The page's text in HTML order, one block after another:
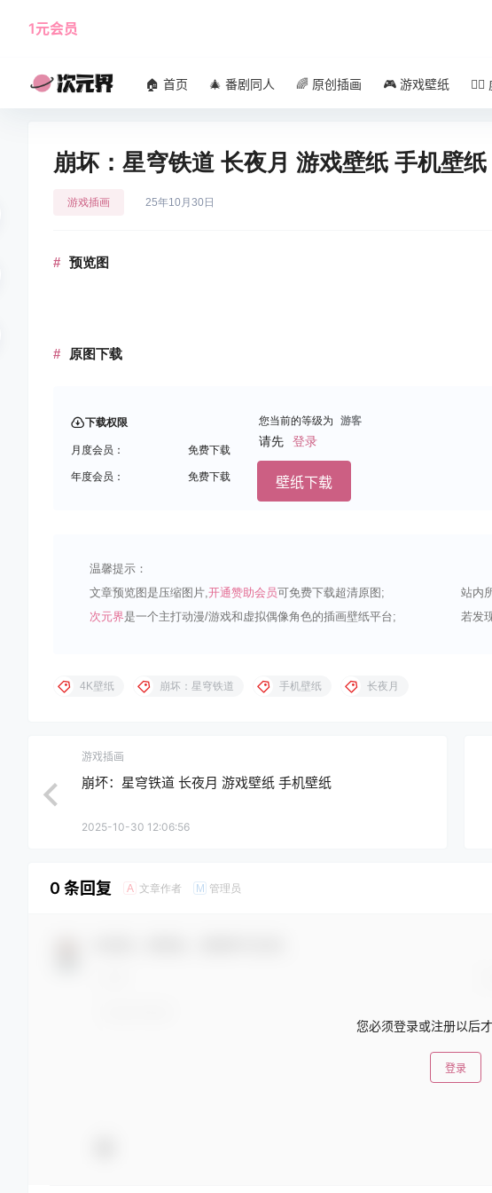
1元会员
🏠 首页 🎄 番剧同人 🌈 原创插画 🎮 游戏壁纸 🧚‍♀️
崩坏：星穹铁道 长夜月 游戏壁纸 手机壁纸
游戏插画 25年10月30日
预览图
原图下载
下载权限
月度会员： 免费下载
年度会员： 免费下载
您当前的等级为 游客
请先 登录
壁纸下载
温馨提示：
文章预览图是压缩图片,开通赞助会员可免费下载超清原图;
站内
次元界是一个主打动漫/游戏和虚拟偶像角色的插画壁纸平台; 若发
4K壁纸 崩坏：星穹铁道 手机壁纸 长夜月
游戏插画
崩坏：星穹铁道 长夜月 游戏壁纸 手机壁纸
2025-10-30 12:06:56
0 条回复 A 文章作者 M 管理员
您必须登录或注册以后
登录